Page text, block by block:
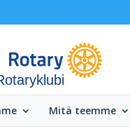
Mitä teemme